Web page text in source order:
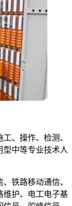
、操作、检测、
型中等专业技术人
铁路移动通信、
维护、电工电子基